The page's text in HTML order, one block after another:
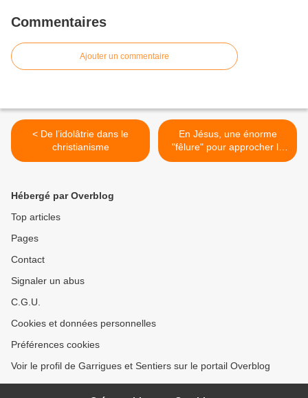
Commentaires
Ajouter un commentaire
< De l’idolâtrie dans le
christianisme
En Jésus, une énorme
"fêlure" pour approcher la
transcendance >
Hébergé par Overblog
Top articles
Pages
Contact
Signaler un abus
C.G.U.
Cookies et données personnelles
Préférences cookies
Voir le profil de Garrigues et Sentiers sur le portail Overblog